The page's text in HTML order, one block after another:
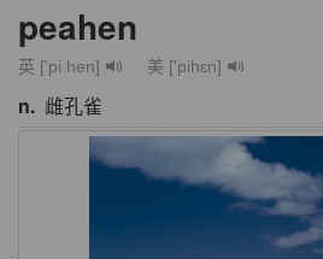
peahen
英 ['piːhen] 美 ['pihɛn]
n. 雌孔雀